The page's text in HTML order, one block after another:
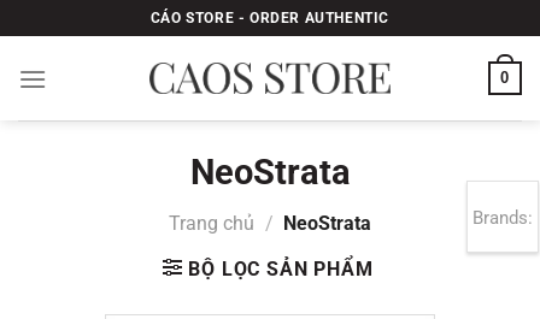
qua
nội
CÁO STORE - ORDER AUTHENTIC
0
NeoStrata
Trang chủ /
NeoStrata
BỘ LỌC SẢN PHẨM
Brands: